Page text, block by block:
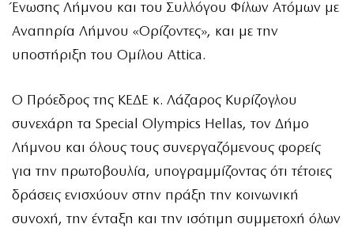
Ένωσης Λήμνου και του Συλλόγου Φίλων Ατόμων με
Αναπηρία Λήμνου «Ορίζοντες», και με την
υποστήριξη του Ομίλου Attica.
Ο Πρόεδρος της ΚΕΔΕ κ. Λάζαρος Κυρίζογλου
συνεχάρη τα Special Olympics Hellas, τον Δήμο
Λήμνου και όλους τους συνεργαζόμενους φορείς
για την πρωτοβουλία, υπογραμμίζοντας ότι τέτοιες
δράσεις ενισχύουν στην πράξη την κοινωνική
συνοχή, την ένταξη και την ισότιμη συμμετοχή όλων